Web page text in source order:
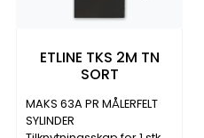
ETLINE TKS 2M TN
SORT
MAKS 63A PR MÅLERFELT
SYLINDER